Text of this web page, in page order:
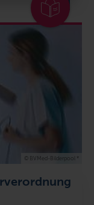
© BVMed-Bilderpool *